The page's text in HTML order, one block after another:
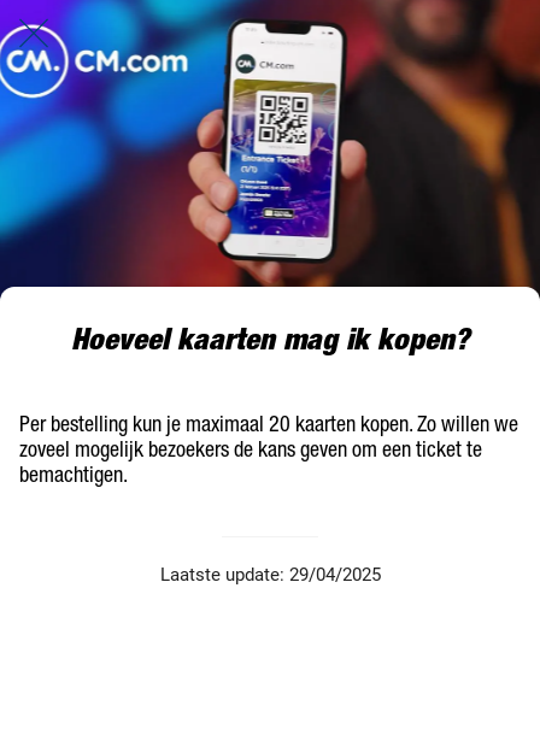
Hoeveel kaarten mag ik kopen?
Per bestelling kun je maximaal 20 kaarten kopen. Zo willen we
zoveel mogelijk bezoekers de kans geven om een ticket te
bemachtigen.
Laatste update: 29/04/2025